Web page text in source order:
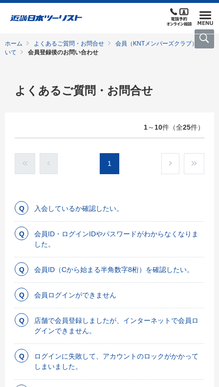
ホーム よくあるご質問・お問合せ
会員（KNTメンバーズクラブ）につ
いて
会員登録後のお問い合わせ
よくあるご質問・お問合せ
1～ 10件（全25件）
1
入会しているか確認したい。
会員ID・ログインIDやパスワードがわからなくなりま
した。
会員ID（Cから始まる半角数字8桁）を確認したい。
会員ログインができません
店舗で会員登録しましたが、インターネットで会員ロ
グインできません。
ログインに失敗して、アカウントのロックがかかって
しまいました。